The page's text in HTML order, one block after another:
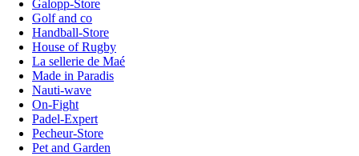
Galopp-Store
Golf and co
Handball-Store
House of Rugby
La sellerie de Maé
Made in Paradis
Nauti-wave
On-Fight
Padel-Expert
Pecheur-Store
Pet and Garden